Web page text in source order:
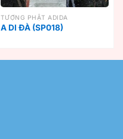
TƯỢNG PHẬT ADIDA
A DI ĐÀ (SP018)